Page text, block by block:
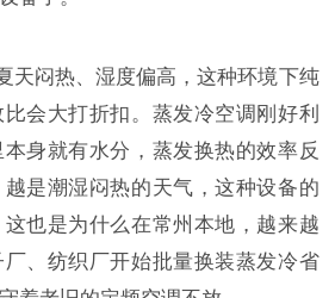
天闷热、湿度偏高，这种环境下纯
会大打折扣。蒸发冷空调刚好利
身就有水分，蒸发换热的效率反
是潮湿闷热的天气，这种设备的
也是为什么在常州本地，越来越
、纺织厂开始批量换装蒸发冷省